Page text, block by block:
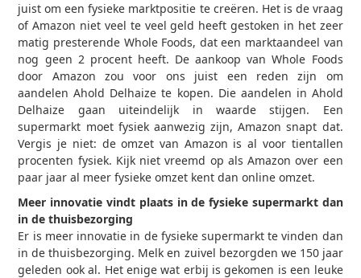
juist om een fysieke marktpositie te creëren. Het is de vraag
of Amazon niet veel te veel geld heeft gestoken in het zeer
matig presterende Whole Foods, dat een marktaandeel van
nog geen 2 procent heeft. De aankoop van Whole Foods
door Amazon zou voor ons juist een reden zijn om
aandelen Ahold Delhaize te kopen. Die aandelen in Ahold
Delhaize gaan uiteindelijk in waarde stijgen. Een
supermarkt moet fysiek aanwezig zijn, Amazon snapt dat.
Vergis je niet: de omzet van Amazon is al voor tientallen
procenten fysiek. Kijk niet vreemd op als Amazon over een
paar jaar al meer fysieke omzet kent dan online omzet.
Meer innovatie vindt plaats in de fysieke supermarkt dan
in de thuisbezorging
Er is meer innovatie in de fysieke supermarkt te vinden dan
in de thuisbezorging. Melk en zuivel bezorgden we 150 jaar
geleden ook al. Het enige wat erbij is gekomen is een leuke